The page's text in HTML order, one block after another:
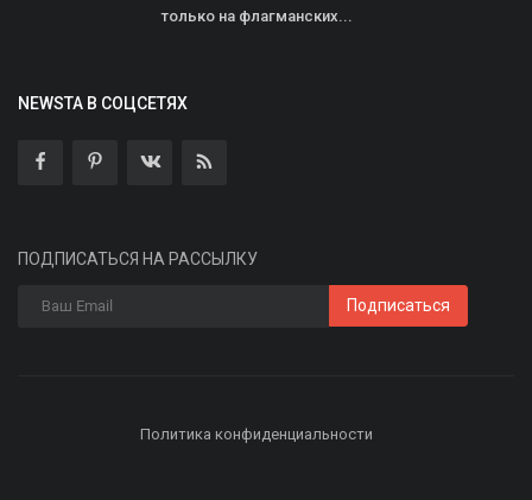
только на флагманских...
NEWSTA В СОЦСЕТЯХ
ПОДПИСАТЬСЯ НА РАССЫЛКУ
Подписаться
Политика конфиденциальности